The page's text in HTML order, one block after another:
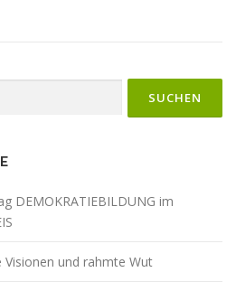
DEMOKRATIEBILDUNG im
und rahmte Wut